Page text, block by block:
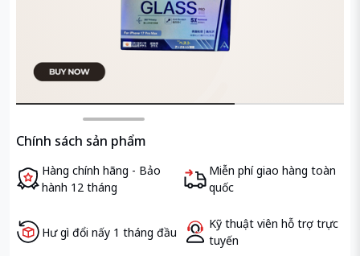
Chính sách sản phẩm
Hàng chính hãng - Bảo
hành 12 tháng
Miễn phí giao hàng toàn
quốc
Hư gì đổi nấy 1 tháng đầu
Kỹ thuật viên hỗ trợ trực
tuyến